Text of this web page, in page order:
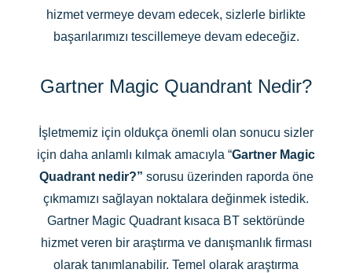
hizmet vermeye devam edecek, sizlerle birlikte
başarılarımızı tescillemeye devam edeceğiz.
Gartner Magic Quandrant Nedir?
İşletmemiz için oldukça önemli olan sonucu sizler
için daha anlamlı kılmak amacıyla “Gartner Magic
Quadrant nedir?” sorusu üzerinden raporda öne
çıkmamızı sağlayan noktalara değinmek istedik.
Gartner Magic Quadrant kısaca BT sektöründe
hizmet veren bir araştırma ve danışmanlık firması
olarak tanımlanabilir. Temel olarak araştırma